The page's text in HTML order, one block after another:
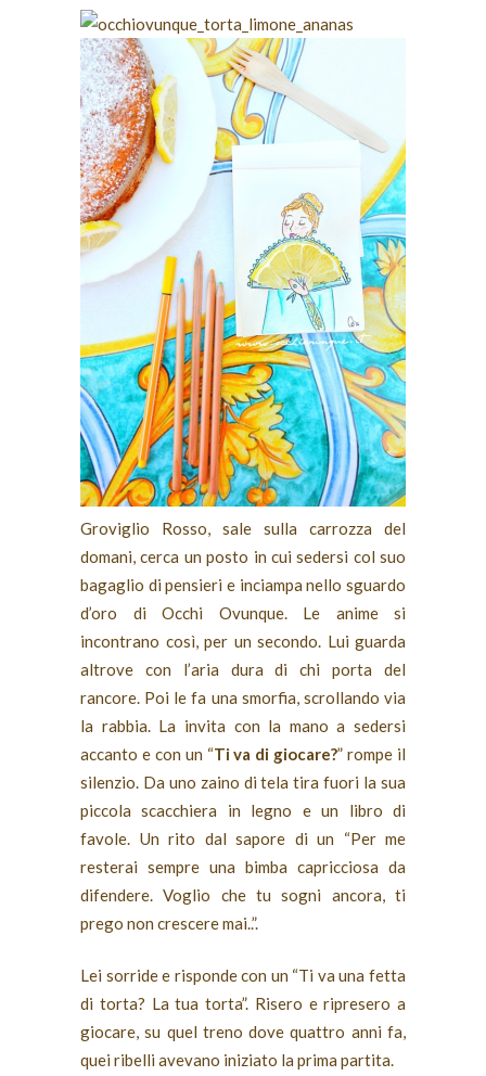
Groviglio Rosso, sale sulla carrozza del
domani, cerca un posto in cui sedersi col suo
bagaglio di pensieri e inciampa nello sguardo
d’oro di Occhi Ovunque. Le anime si
incontrano così, per un secondo. Lui guarda
altrove con l’aria dura di chi porta del
rancore. Poi le fa una smorfia, scrollando via
la rabbia. La invita con la mano a sedersi
accanto e con un “Ti va di giocare?” rompe il
silenzio. Da uno zaino di tela tira fuori la sua
piccola scacchiera in legno e un libro di
favole. Un rito dal sapore di un “Per me
resterai sempre una bimba capricciosa da
difendere. Voglio che tu sogni ancora, ti
prego non crescere mai..”.
Lei sorride e risponde con un “Ti va una fetta
di torta? La tua torta”. Risero e ripresero a
giocare, su quel treno dove quattro anni fa,
quei ribelli avevano iniziato la prima partita.